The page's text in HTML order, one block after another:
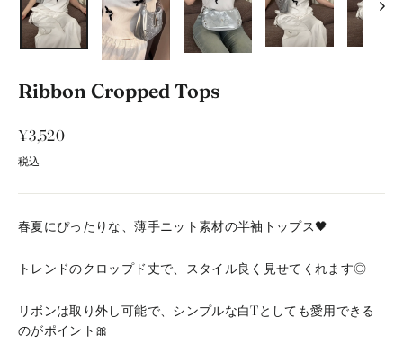
Ribbon Cropped Tops
通
常
価
格
¥3,520
税込
春夏にぴったりな、薄手ニット素材の半袖トップス🖤
トレンドのクロップド丈で、スタイル良く見せてくれます◎
リボンは取り外し可能で、シンプルな白Tとしても愛用できる
のがポイント🎀